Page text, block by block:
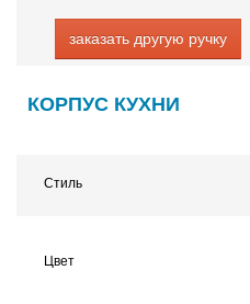
заказать другую ручку
КОРПУС КУХНИ
Стиль
Цвет